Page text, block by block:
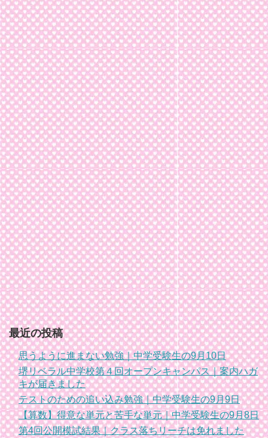
最近の投稿
思うように進まない勉強｜中学受験生の9月10日
堺リベラル中学校第４回オープンキャンパス｜案内ハガ
キが届きました
テストのための追い込み勉強｜中学受験生の9月9日
【算数】得意な単元と苦手な単元｜中学受験生の9月8日
第4回公開模試結果｜クラス落ちリーチは免れました